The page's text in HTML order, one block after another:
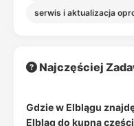
serwis i aktualizacja
Najczęściej
Gdzie w Elblągu
Elbląg do kupna